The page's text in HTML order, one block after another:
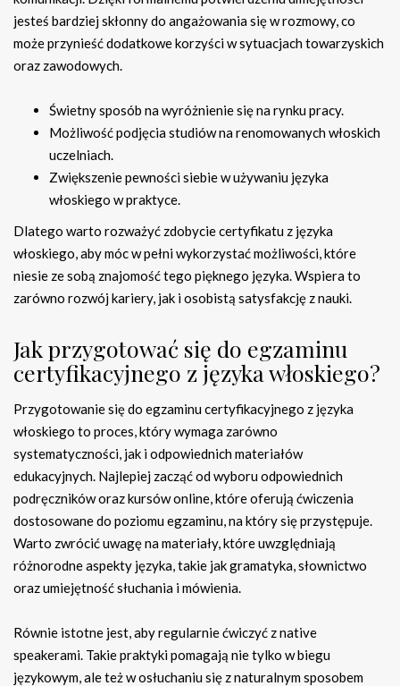
jesteś bardziej skłonny do angażowania się w rozmowy, co
może przynieść dodatkowe korzyści w sytuacjach towarzyskich
oraz zawodowych.
Świetny sposób na wyróżnienie się na rynku pracy.
Możliwość podjęcia studiów na renomowanych włoskich
uczelniach.
Zwiększenie pewności siebie w używaniu języka
włoskiego w praktyce.
Dlatego warto rozważyć zdobycie certyfikatu z języka
włoskiego, aby móc w pełni wykorzystać możliwości, które
niesie ze sobą znajomość tego pięknego języka. Wspiera to
zarówno rozwój kariery, jak i osobistą satysfakcję z nauki.
Jak przygotować się do egzaminu
certyfikacyjnego z języka włoskiego?
Przygotowanie się do egzaminu certyfikacyjnego z języka
włoskiego to proces, który wymaga zarówno
systematyczności, jak i odpowiednich materiałów
edukacyjnych. Najlepiej zacząć od wyboru odpowiednich
podręczników oraz kursów online, które oferują ćwiczenia
dostosowane do poziomu egzaminu, na który się przystępuje.
Warto zwrócić uwagę na materiały, które uwzględniają
różnorodne aspekty języka, takie jak gramatyka, słownictwo
oraz umiejętność słuchania i mówienia.
Równie istotne jest, aby regularnie ćwiczyć z native
speakerami. Takie praktyki pomagają nie tylko w biegu
językowym, ale też w osłuchaniu się z naturalnym sposobem